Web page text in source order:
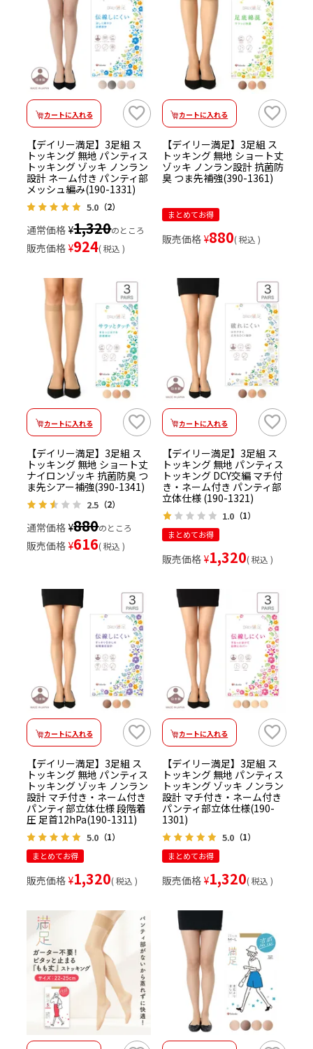
カートに入れる
【デイリー満足】3足組 ス
トッキング 無地 パンティス
トッキング ゾッキ ノンラン
設計 ネーム付き パンティ部
メッシュ編み(190-1331)
5.0 （2）
通常価格 ¥1,320のところ
販売価格 ¥924 税込
カートに入れる
【デイリー満足】3足組 ス
トッキング 無地 ショート丈
ゾッキ ノンラン設計 抗菌防
臭 つま先補強(390-1361)
まとめてお得
販売価格 ¥880 税込
カートに入れる
【デイリー満足】3足組 ス
トッキング 無地 ショート丈
ナイロンゾッキ 抗菌防臭 つ
ま先シアー補強(390-1341)
2.5 （2）
通常価格 ¥880のところ
販売価格 ¥616 税込
カートに入れる
【デイリー満足】3足組 ス
トッキング 無地 パンティス
トッキング DCY交編 マチ付
き・ネーム付き パンティ部
立体仕様 (190-1321)
1.0 （1）
まとめてお得
販売価格 ¥1,320 税込
カートに入れる
【デイリー満足】3足組 ス
トッキング 無地 パンティス
トッキング ゾッキ ノンラン
設計 マチ付き・ネーム付き
パンティ部立体仕様 段階着
圧 足首12hPa(190-1311)
5.0 （1）
まとめてお得
販売価格 ¥1,320 税込
カートに入れる
【デイリー満足】3足組 ス
トッキング 無地 パンティス
トッキング ゾッキ ノンラン
設計 マチ付き・ネーム付き
パンティ部立体仕様(190-
1301)
5.0 （1）
まとめてお得
販売価格 ¥1,320 税込